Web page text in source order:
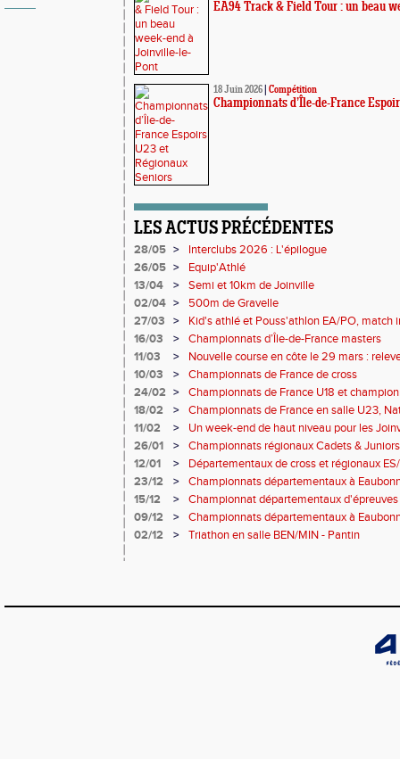
EA94 Track & Field Tour : un beau
18 Juin 2026 Compétition
Championnats d’Île-de-France
LES ACTUS PRÉCÉDENTES
28/05 >
Interclubs 2026 : L'épilogue
26/05 >
Equip'Athlé
13/04
>
Semi et 10km de Joinville
02/04 >
500m de Gravelle
27/03
>
Kid's athlé et Pouss'athlon EA/PO, match
championnat LIFA épreuves combinées
16/03 >
Championnats d’Île-de-France masters
11/03
>
Nouvelle course en côte le 29 mars :
10/03
>
Championnats de France de cross
24/02 >
Championnats de France U18 et
Long
18/02 >
Championnats de France en salle U23,
cross-country
11/02 >
Un week-end de haut niveau pour les
26/01
>
Championnats régionaux Cadets &
performances avant le Meeting de Paris
12/01 >
Départementaux de cross et régionaux
23/12
>
Championnats départementaux à
15/12
>
Championnat départementaux
09/12
>
Championnats départementaux à
02/12
> Triathon en salle BEN/MIN - Pantin